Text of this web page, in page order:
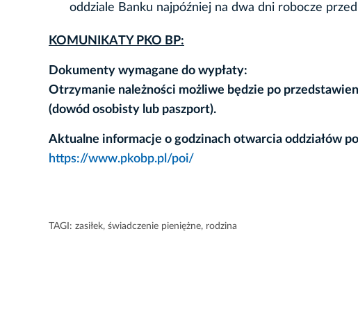
oddziale Banku najpóźniej na dwa dni robocze
KOMUNIKATY PKO BP:
Dokumenty wymagane do wypłaty:
Otrzymanie należności możliwe będzie po
(dowód osobisty lub paszport).
Aktualne informacje o godzinach otwarcia oddziałów
https://www.pkobp.pl/poi/
TAGI: zasiłek, świadczenie pieniężne, rodzina